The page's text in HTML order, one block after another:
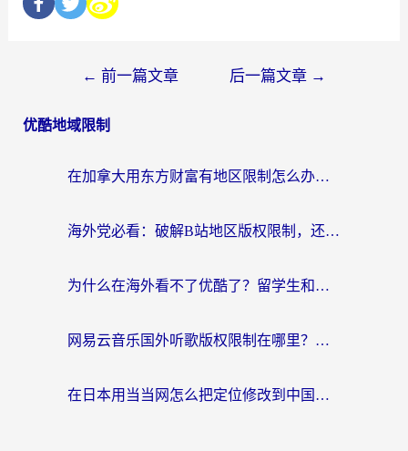
← 前一篇文章 后一篇文章 →
优酷地域限制
在加拿大用东方财富有地区限制怎么办？海外华人亲测有效的突破方法，还能解决这些常见问题
海外党必看：破解B站地区版权限制，还能解决豆瓣定位和国务院客户端问题的实用指南
为什么在海外看不了优酷了？留学生和海外华人必看的解锁指南
网易云音乐国外听歌版权限制在哪里？海外党3招解决听歌+办事+娱乐难题
在日本用当当网怎么把定位修改到中国国内？海外党必看的实用指南（附西瓜视频国务院客户端解决方案）